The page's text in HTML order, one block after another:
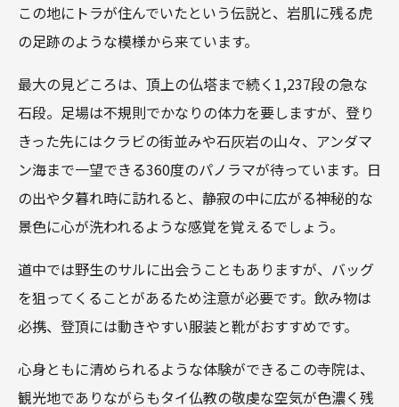
この地にトラが住んでいたという伝説と、岩肌に残る虎
の足跡のような模様から来ています。
最大の見どころは、頂上の仏塔まで続く1,237段の急な
石段。足場は不規則でかなりの体力を要しますが、登り
きった先にはクラビの街並みや石灰岩の山々、アンダマ
ン海まで一望できる360度のパノラマが待っています。日
の出や夕暮れ時に訪れると、静寂の中に広がる神秘的な
景色に心が洗われるような感覚を覚えるでしょう。
道中では野生のサルに出会うこともありますが、バッグ
を狙ってくることがあるため注意が必要です。飲み物は
必携、登頂には動きやすい服装と靴がおすすめです。
心身ともに清められるような体験ができるこの寺院は、
観光地でありながらもタイ仏教の敬虔な空気が色濃く残